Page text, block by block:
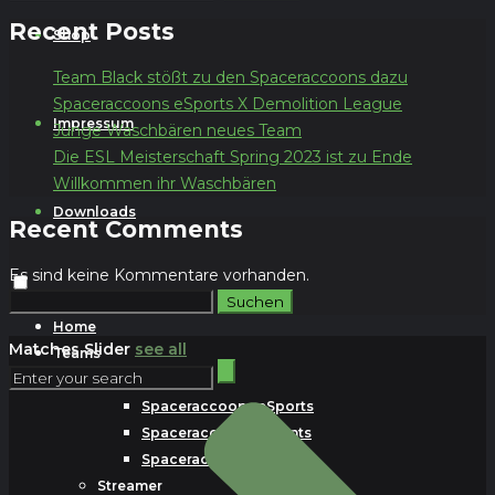
Shop
Impressum
Downloads
Home
Teams
CSGO
Spaceraccoons eSports
Spaceraccoons Talents
Spaceraccoons Black
Streamer
Recent Posts
Team Black stößt zu den Spaceraccoons dazu
Spaceraccoons eSports X Demolition League
Junge Waschbären neues Team
Die ESL Meisterschaft Spring 2023 ist zu Ende
Willkommen ihr Waschbären
Recent Comments
Es sind keine Kommentare vorhanden.
nach:
Matches Slider see all